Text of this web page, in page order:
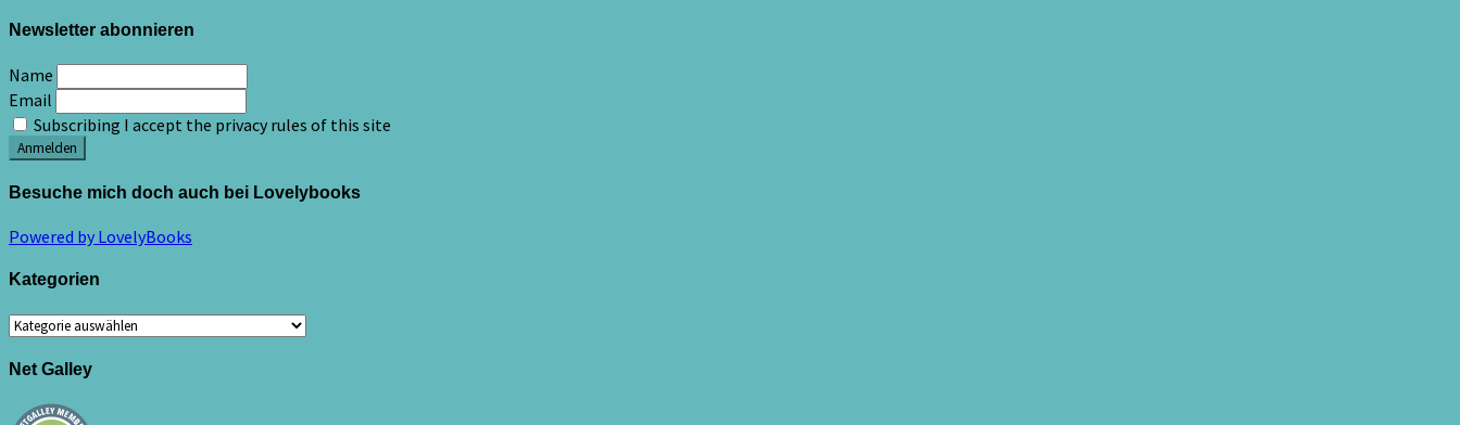
Newsletter abonnieren
Name
Email
Subscribing I accept the privacy rules of this site
Besuche mich doch auch bei Lovelybooks
Powered by LovelyBooks
Kategorien
Kategorien
Net Galley